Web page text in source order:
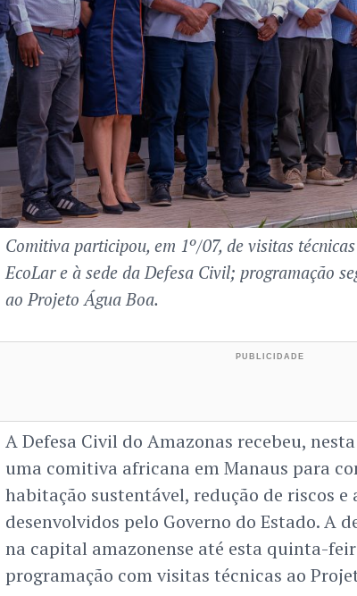
Comitiva participou, em 1º/07, de visitas
EcoLar e à sede da Defesa Civil; programação
ao Projeto Água Boa.
A Defesa Civil do Amazonas recebeu,
uma comitiva africana em Manaus para
habitação sustentável, redução de riscos e
desenvolvidos pelo Governo do Estado. A
na capital amazonense até esta quinta-
programação com visitas técnicas ao